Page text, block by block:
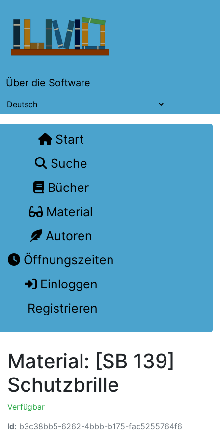
Über die Software
Start
Suche
Bücher
Material
Autoren
Öffnungszeiten
Einloggen
Registrieren
Material: [SB 139]
Schutzbrille
Verfügbar
Id: b3c38bb5-6262-4bbb-b175-fac5255764f6